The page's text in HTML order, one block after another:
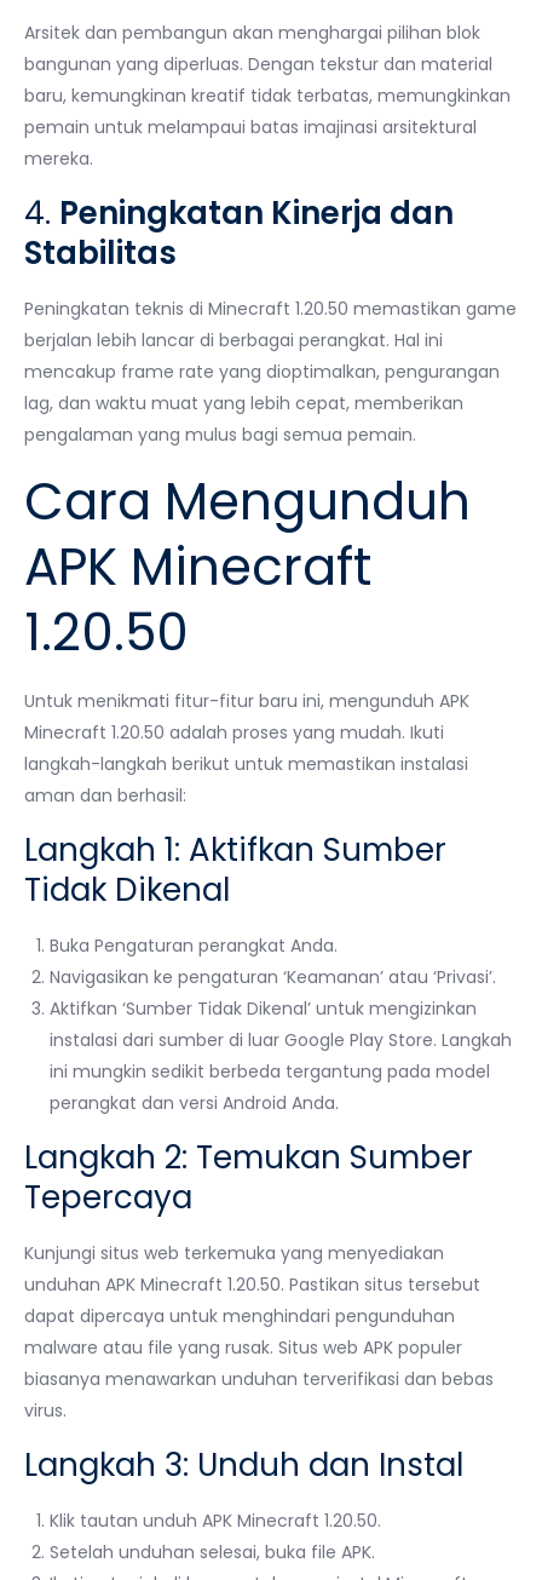
Arsitek dan pembangun akan menghargai pilihan blok
bangunan yang diperluas. Dengan tekstur dan material
baru, kemungkinan kreatif tidak terbatas, memungkinkan
pemain untuk melampaui batas imajinasi arsitektural
mereka.
4. Peningkatan Kinerja dan
Stabilitas
Peningkatan teknis di Minecraft 1.20.50 memastikan game
berjalan lebih lancar di berbagai perangkat. Hal ini
mencakup frame rate yang dioptimalkan, pengurangan
lag, dan waktu muat yang lebih cepat, memberikan
pengalaman yang mulus bagi semua pemain.
Cara Mengunduh
APK Minecraft
1.20.50
Untuk menikmati fitur-fitur baru ini, mengunduh APK
Minecraft 1.20.50 adalah proses yang mudah. Ikuti
langkah-langkah berikut untuk memastikan instalasi
aman dan berhasil:
Langkah 1: Aktifkan Sumber
Tidak Dikenal
Buka Pengaturan perangkat Anda.
Navigasikan ke pengaturan ‘Keamanan’ atau ‘Privasi’.
Aktifkan ‘Sumber Tidak Dikenal’ untuk mengizinkan
instalasi dari sumber di luar Google Play Store. Langkah
ini mungkin sedikit berbeda tergantung pada model
perangkat dan versi Android Anda.
Langkah 2: Temukan Sumber
Tepercaya
Kunjungi situs web terkemuka yang menyediakan
unduhan APK Minecraft 1.20.50. Pastikan situs tersebut
dapat dipercaya untuk menghindari pengunduhan
malware atau file yang rusak. Situs web APK populer
biasanya menawarkan unduhan terverifikasi dan bebas
virus.
Langkah 3: Unduh dan Instal
Klik tautan unduh APK Minecraft 1.20.50.
Setelah unduhan selesai, buka file APK.